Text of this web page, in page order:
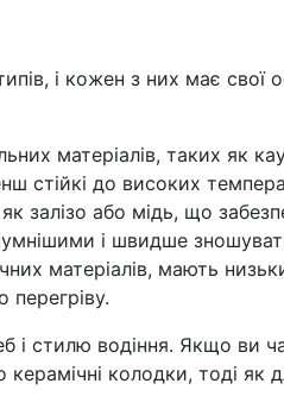
і кожен з них має свої
матеріалів, таких як
стійкі до високих
залізо або мідь, що
і швидше
матеріалів, мають
перегріву.
і стилю водіння. Якщо ви
керамічні колодки, тоді